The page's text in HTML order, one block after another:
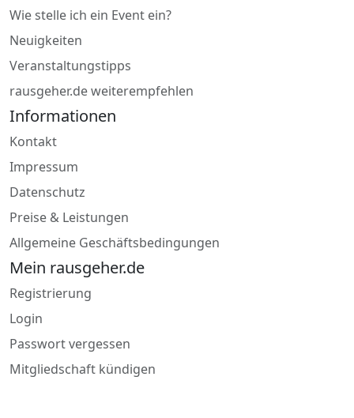
Wie stelle ich ein Event ein?
Neuigkeiten
Veranstaltungstipps
rausgeher.de weiterempfehlen
Informationen
Kontakt
Impressum
Datenschutz
Preise & Leistungen
Allgemeine Geschäftsbedingungen
Mein rausgeher.de
Registrierung
Login
Passwort vergessen
Mitgliedschaft kündigen